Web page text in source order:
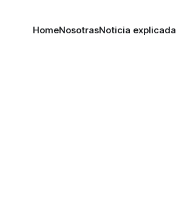
HomeNosotrasNoticia explicada